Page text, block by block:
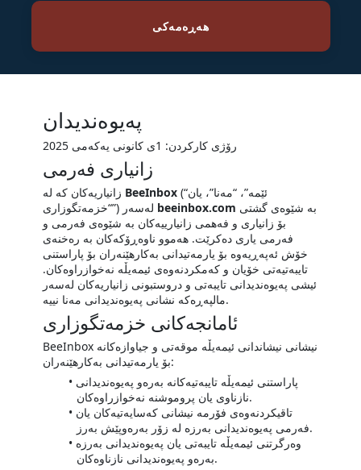
پەیوەندیدان
رۆژی کارکردن: 1ی کانونی یەکەمی 2025
زانیاری فەرمی
BeeInbox(“ئێمە”، “مەنا”، یان
beeinbox.com
بۆ زانیاری و فەهمی زانیارییەکان بە شێوەی فەرمی و
فەرمی یاری دەکرێت. هەموو ناوەڕۆکەکان بە رەخنەی
خۆش ئەپەڕیەوە بۆ یارمەتیدانی بەکارهێنەران بۆ پاراستنی
تایبەتیەتی خۆیان و کەمکردنەوەی ئیمەیڵە نەخوازراوەکان.
ئیشی پەیوەندیدانی تایبەتی و دروستبونی زانیاریەکان لەسەر
مالپەڕەکە نشانی پەیوەندیدانی مەنا نییە.
ئامانجەکانی خزمەتگوزاری
BeeInbox نیشانی نیشاندانی ئیمەیڵە موقەتی و جیاوازەکانە
بۆ یارمەتیدانی بەکارهێنەران:
پاراستنی ئیمەیڵە تایبەتیەکانە بەرەو پەیوەندیدانی
نازناوی یان پروموشنە نەخوازراوەکان.
تاقیکردنەوەی فۆرمە نیشانی کەسایەتیەکان یان
فەرمی پەیوەندیدانی بەرزە لە زۆر بەرەوپێش بەرز.
وەرگرتنی ئیمەیڵە تایبەتی یان پەیوەندیدانی بەرزە
بەرەو پەیوەندیدانی نازناوەکان.